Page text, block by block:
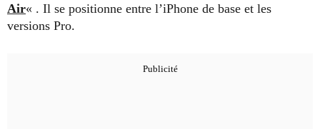
Air« . Il se positionne entre l’iPhone de base et les
versions Pro.